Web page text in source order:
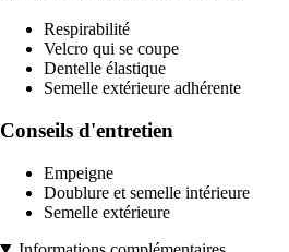
Respirabilité
Velcro qui se coupe
Dentelle élastique
Semelle extérieure adhérente
Conseils d'entretien
Empeigne
Doublure et semelle intérieure
Semelle extérieure